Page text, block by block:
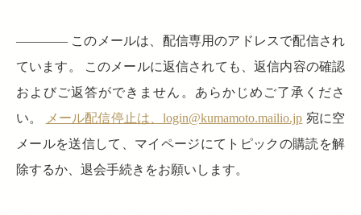
———— このメールは、配信専用のアドレスで配信され
ています。 このメールに返信されても、返信内容の確認
およびご返答ができません。あらかじめご了承くださ
い。
メール配信停止は、login@kumamoto.mailio.jp 宛に空
メールを送信して、マイページにてトピックの購読を解
除するか、退会手続きをお願いします。